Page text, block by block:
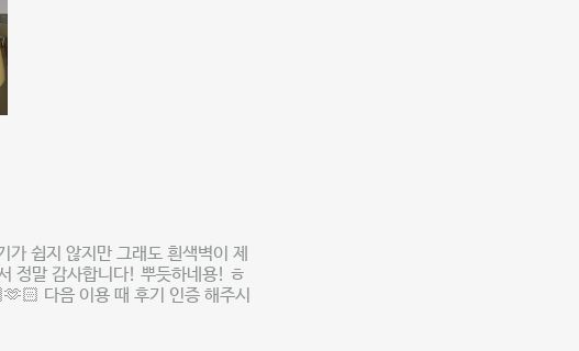
쉽지 않지만 그래도 흰색벽이 제
정말 감사합니다! 뿌듯하네용! ㅎ
다음 이용 때 후기 인증 해주시